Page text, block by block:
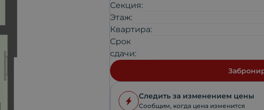
Секция:
Этаж:
Квартира:
Срок
сдачи:
Следить за изменением цены
Сообщим, когда цена изменится